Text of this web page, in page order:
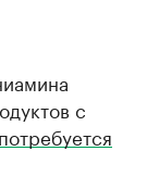
с
потребуется